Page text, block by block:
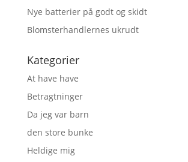
Nye batterier på godt og skidt
Blomsterhandlernes ukrudt
Kategorier
At have have
Betragtninger
Da jeg var barn
den store bunke
Heldige mig